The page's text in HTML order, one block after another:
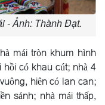
- Ảnh: Thành Đạt.
mái tròn khum hình
có khau cút; nhà 4
hiên có lan can;
sảnh; nhà mái thấp,